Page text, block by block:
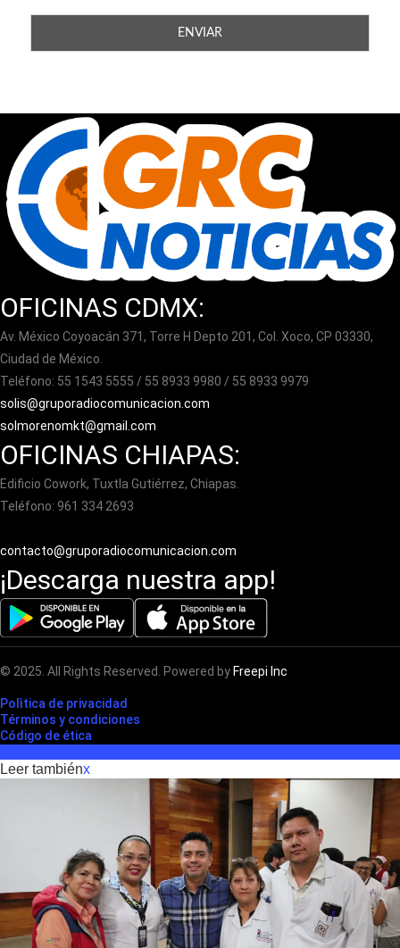
OFICINAS CDMX:
Av. México Coyoacán 371, Torre H Depto 201, Col. Xoco, CP 03330,
Ciudad de México.
Teléfono: 55 1543 5555 / 55 8933 9980 / 55 8933 9979
solis@gruporadiocomunicacion.com
solmorenomkt@gmail.com
OFICINAS CHIAPAS:
Edificio Cowork, Tuxtla Gutiérrez, Chiapas.
Teléfono: 961 334 2693
contacto@gruporadiocomunicacion.com
¡Descarga nuestra app!
© 2025. All Rights Reserved. Powered by Freepi Inc
Polìtica de privacidad
Términos y condiciones
Código de ética
Leer tambiénx